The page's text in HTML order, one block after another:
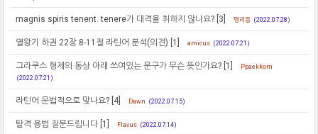
magnis spiris tenent. tenere가 대격을 취하지 않나요? [3] 평리동 (2022.07.28)
열왕기 하권 22장 8-11절 라틴어 분석(의견) [1] amicus (2022.07.21)
그라쿠스 형제의 동상 아래 쓰여있는 문구가 무슨 뜻인가요? [1]
Ppaekkom
(2022.07.21)
라틴어 문법적으로 맞나요? [4] Dawn (2022.07.15)
탈격 용법 질문드립니다 [1] Flavus (2022.07.14)